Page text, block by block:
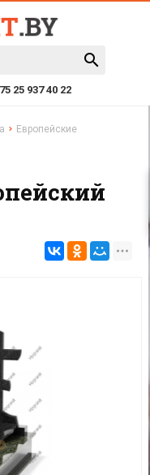
25 937 40 22
Европейские